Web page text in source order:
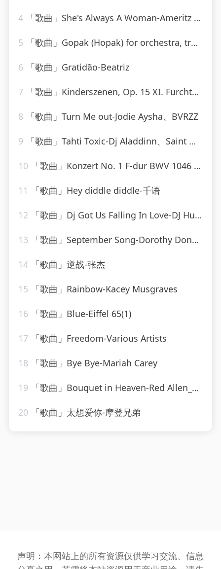
4 「歌曲」She's Always A Woman-Ameritz - Karaoke_20260807_141559
5 「歌曲」Gopak (Hopak) for orchestra, transcribed by Liadov
6 「歌曲」Gratidão-Beatriz
7 「歌曲」Kinderszenen, Op. 15 XI. Fürchtenmachen-Brigitte Engerer
8 「歌曲」Turn Me out-Jodie Aysha、BVRZZ
9 「歌曲」Tahti Toxic-Dj Aladdinn、Saint Nich、Thouxanbanfauni
10 「歌曲」Konzert No. 1 F-dur BWV 1046 - Allegro-Karl Richter、The Munich Philharmonic Orchestra
11 「歌曲」Hey diddle diddle-千语
12 「歌曲」Dj Got Us Falling In Love-DJ Hush
13 「歌曲」September Song-Dorothy Donegan
14 「歌曲」逆战-张杰
15 「歌曲」Rainbow-Kacey Musgraves
16 「歌曲」Blue-Eiffel 65(1)
17 「歌曲」Freedom-Various Artists
18 「歌曲」Bye Bye-Mariah Carey
19 「歌曲」Bouquet in Heaven-Red Allen_20260807_131724
20 「歌曲」太想爱你-摩登兄弟
声明：本网站上的所有资源仅供学习交流、信息